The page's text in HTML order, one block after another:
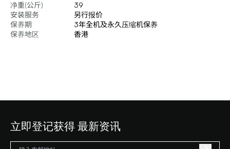
净重(公斤)
39
安装服务
另行报价
保养期
3年全机及永久压缩机保养
保养地区
香港
立即登记获得 最新资讯